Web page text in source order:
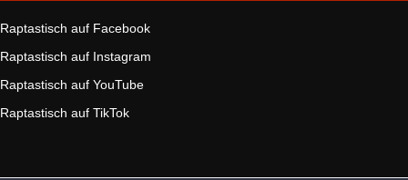
Raptastisch auf Facebook
Raptastisch auf Instagram
Raptastisch auf YouTube
Raptastisch auf TikTok